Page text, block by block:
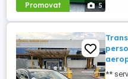
Promovat 5
**